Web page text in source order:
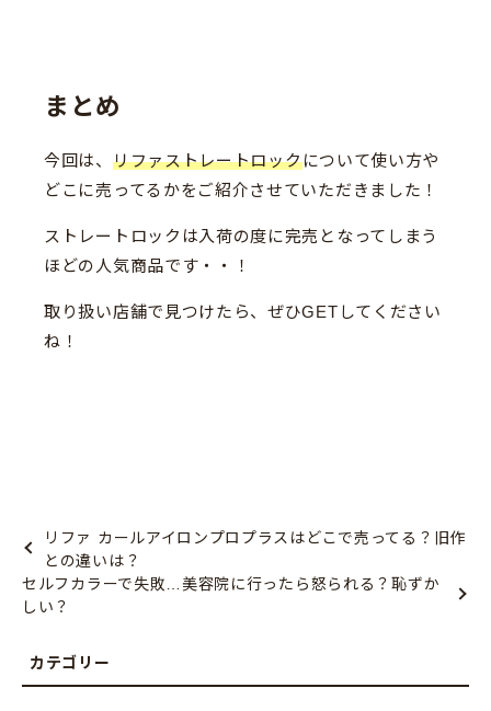
まとめ
今回は、 リファストレートロックについて使い方や
どこに売ってるかをご紹介させていただきました！
ストレートロックは入荷の度に完売となってしまう
ほどの人気商品です・・！
取り扱い店舗で見つけたら、ぜひGETしてください
ね！
リファ カールアイロンプロプラスはどこで売ってる？旧作
との違いは？
セルフカラーで失敗…美容院に行ったら怒られる？恥ずか
しい？